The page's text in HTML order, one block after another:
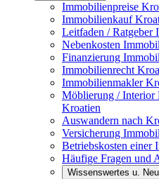
Immobilienpreise
Immobilienkauf
Leitfaden / Ratgeber
Nebenkosten
Finanzierung
Immobilienrecht
Immobilienmakler
Möblierung / Interior
Kroatien
Auswandern nach
Versicherung
Betriebskosten einer
Häufige Fragen und
Wissenswertes u.